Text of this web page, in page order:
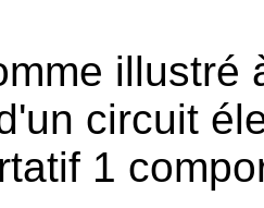
illustré
circuit
1